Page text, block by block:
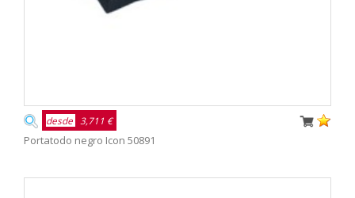
desde 3,711 €
Portatodo negro Icon 50891